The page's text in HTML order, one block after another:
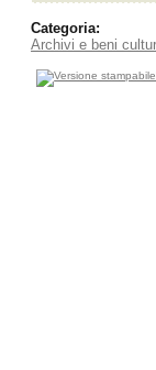
Categoria:
Archivi e beni